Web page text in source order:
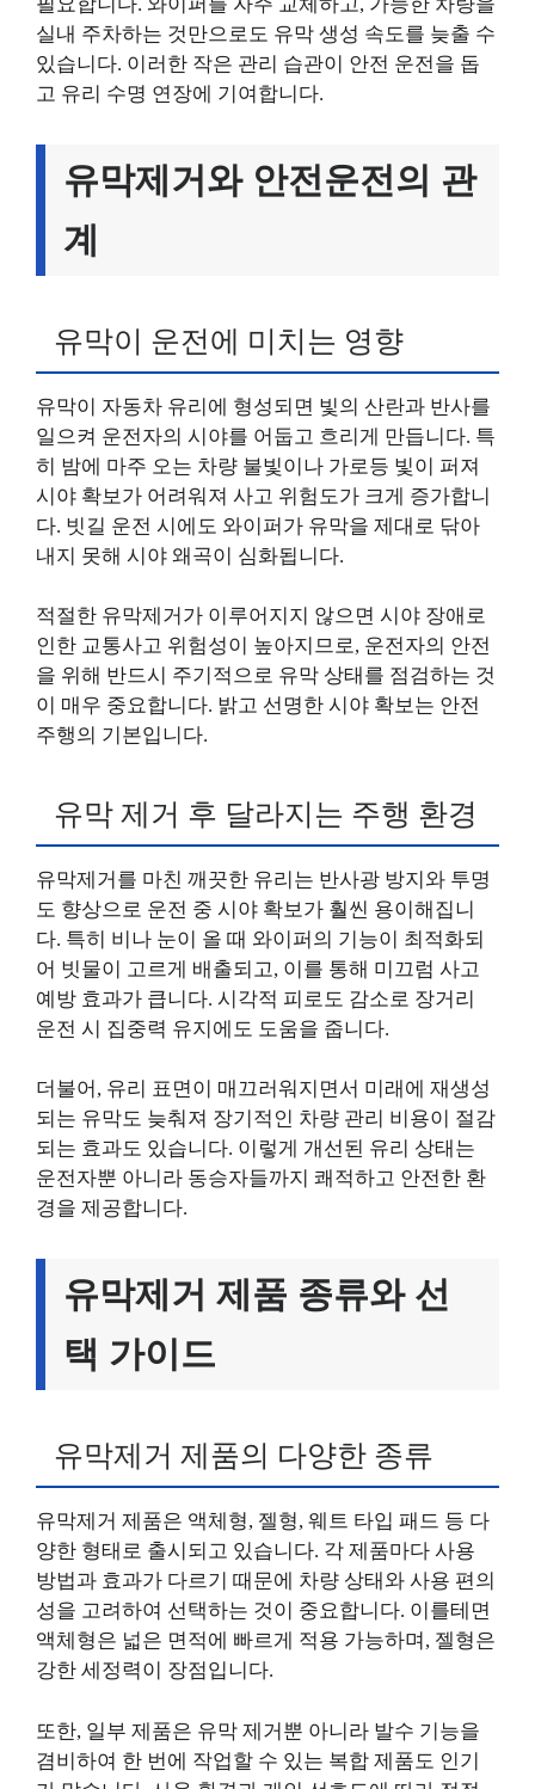
실내 주차하는 것만으로도 유막 생성 속도를 늦출 수
있습니다. 이러한 작은 관리 습관이 안전 운전을 돕
고 유리 수명 연장에 기여합니다.
유막제거와 안전운전의 관
계
유막이 운전에 미치는 영향
유막이 자동차 유리에 형성되면 빛의 산란과 반사를
일으켜 운전자의 시야를 어둡고 흐리게 만듭니다. 특
히 밤에 마주 오는 차량 불빛이나 가로등 빛이 퍼져
시야 확보가 어려워져 사고 위험도가 크게 증가합니
다. 빗길 운전 시에도 와이퍼가 유막을 제대로 닦아
내지 못해 시야 왜곡이 심화됩니다.
적절한 유막제거가 이루어지지 않으면 시야 장애로
인한 교통사고 위험성이 높아지므로, 운전자의 안전
을 위해 반드시 주기적으로 유막 상태를 점검하는 것
이 매우 중요합니다. 밝고 선명한 시야 확보는 안전
주행의 기본입니다.
유막 제거 후 달라지는 주행 환경
유막제거를 마친 깨끗한 유리는 반사광 방지와 투명
도 향상으로 운전 중 시야 확보가 훨씬 용이해집니
다. 특히 비나 눈이 올 때 와이퍼의 기능이 최적화되
어 빗물이 고르게 배출되고, 이를 통해 미끄럼 사고
예방 효과가 큽니다. 시각적 피로도 감소로 장거리
운전 시 집중력 유지에도 도움을 줍니다.
더불어, 유리 표면이 매끄러워지면서 미래에 재생성
되는 유막도 늦춰져 장기적인 차량 관리 비용이 절감
되는 효과도 있습니다. 이렇게 개선된 유리 상태는
운전자뿐 아니라 동승자들까지 쾌적하고 안전한 환
경을 제공합니다.
유막제거 제품 종류와 선
택 가이드
유막제거 제품의 다양한 종류
유막제거 제품은 액체형, 젤형, 웨트 타입 패드 등 다
양한 형태로 출시되고 있습니다. 각 제품마다 사용
방법과 효과가 다르기 때문에 차량 상태와 사용 편의
성을 고려하여 선택하는 것이 중요합니다. 이를테면
액체형은 넓은 면적에 빠르게 적용 가능하며, 젤형은
강한 세정력이 장점입니다.
또한, 일부 제품은 유막 제거뿐 아니라 발수 기능을
겸비하여 한 번에 작업할 수 있는 복합 제품도 인기